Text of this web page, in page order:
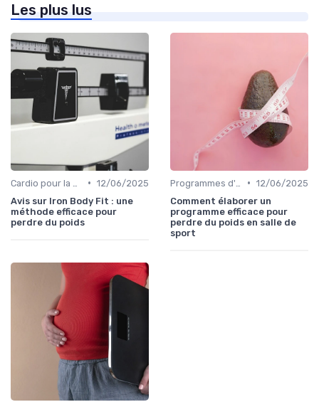
Les plus lus
• 12/06/2025
Avis sur Iron Body Fit : une
méthode efficace pour
perdre du poids
• 12/06/2025
Comment élaborer un
programme efficace pour
perdre du poids en salle de
sport